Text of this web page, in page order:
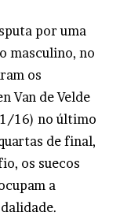
por uma
masculino, no
os
Van de Velde
16) no último
de final,
os suecos
a